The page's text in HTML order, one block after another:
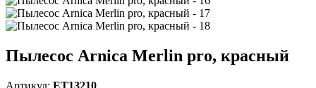
Пылесос Arnica Merlin pro, красный
Артикул: ET13210